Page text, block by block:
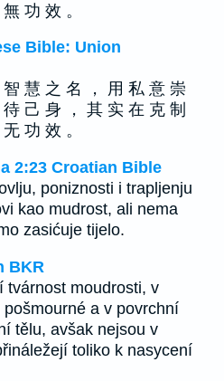
功 效 。
Bible: Union
慧 之 名 ， 用 私 意 崇
己 身 ， 其 实 在 克 制
功 效 。
2:23 Croatian Bible
poniznosti i trapljenju
kao mudrost, ali nema
zasićuje tijelo.
BKR
tvárnost moudrosti, v
a v povrchní
tělu, avšak nejsou v
toliko k nasycení